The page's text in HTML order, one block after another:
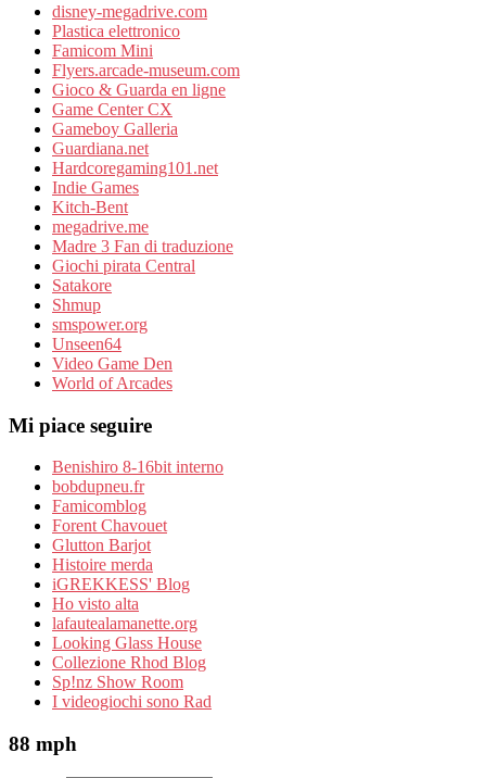
disney-megadrive.com
Plastica elettronico
Famicom Mini
Flyers.arcade-museum.com
Gioco & Guarda en ligne
Game Center CX
Gameboy Galleria
Guardiana.net
Hardcoregaming101.net
Indie Games
Kitch-Bent
megadrive.me
Madre 3 Fan di traduzione
Giochi pirata Central
Satakore
Shmup
smspower.org
Unseen64
Video Game Den
World of Arcades
Mi piace seguire
Benishiro 8-16bit interno
bobdupneu.fr
Famicomblog
Forent Chavouet
Glutton Barjot
Histoire merda
iGREKKESS' Blog
Ho visto alta
lafautealamanette.org
Looking Glass House
Collezione Rhod Blog
Sp!nz Show Room
I videogiochi sono Rad
88 mph